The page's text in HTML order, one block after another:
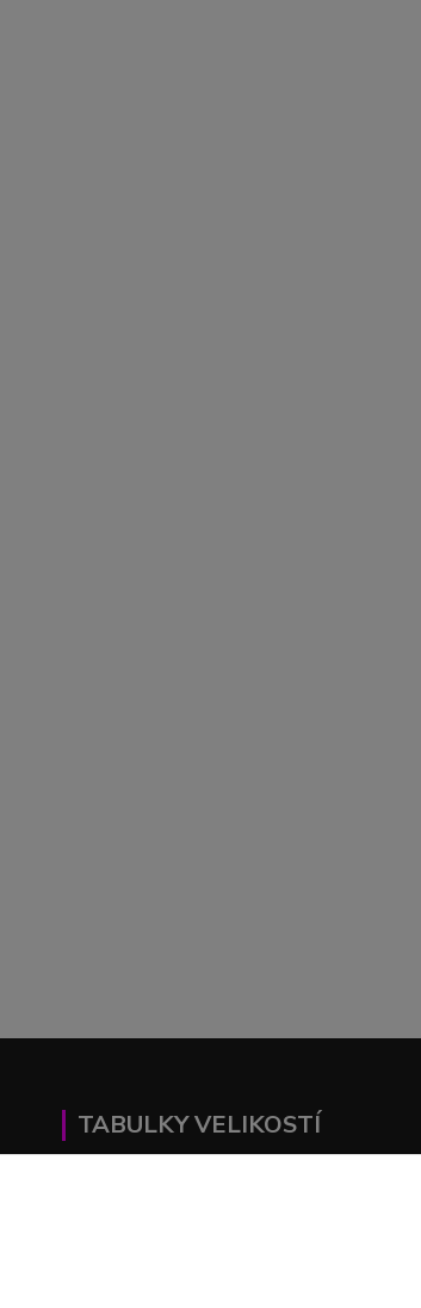
TABULKY VELIKOSTÍ